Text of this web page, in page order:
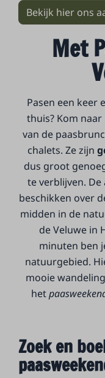
Bekijk hier ons
Met
Pasen een keer
thuis? Kom
van de
chalets. Ze zijn
dus groot
te verblijven.
beschikken over
midden in de
de Veluwe in
minuten ben
natuurgebied.
mooie
het
Zoek en